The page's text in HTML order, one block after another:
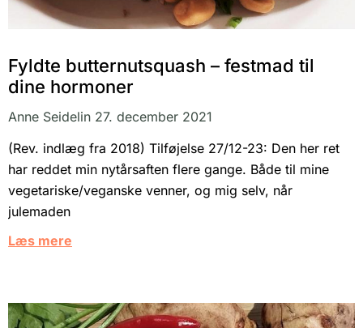
Fyldte butternutsquash – festmad til
dine hormoner
Anne Seidelin 27. december 2021
(Rev. indlæg fra 2018) Tilføjelse 27/12-23: Den her ret
har reddet min nytårsaften flere gange. Både til mine
vegetariske/veganske venner, og mig selv, når
julemaden
Læs mere